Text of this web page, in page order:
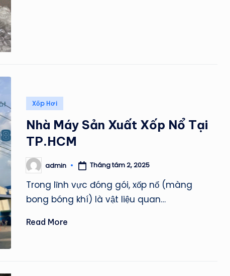
Posted
Xốp Hơi
Nhà Máy Sản Xuất Xốp Nổ Tại
TP.HCM
Posted
by
admin Tháng tám 2, 2025
Trong lĩnh vực đóng gói, xốp nổ (màng
bong bóng khí) là vật liệu quan…
Read More